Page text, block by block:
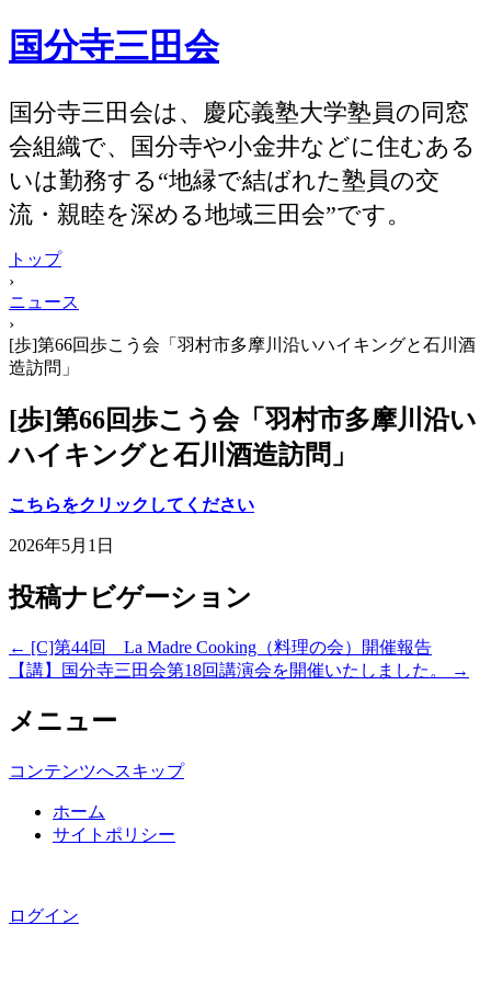
国分寺三田会
国分寺三田会は、慶応義塾大学塾員の同窓
会組織で、国分寺や小金井などに住むある
いは勤務する“地縁で結ばれた塾員の交
流・親睦を深める地域三田会”です。
トップ
›
ニュース
›
[歩]第66回歩こう会「羽村市多摩川沿いハイキングと石川酒
造訪問」
[歩]第66回歩こう会「羽村市多摩川沿い
ハイキングと石川酒造訪問」
こちらをクリックしてください
2026年5月1日
投稿ナビゲーション
← [C]第44回 La Madre Cooking（料理の会）開催報告
【講】国分寺三田会第18回講演会を開催いたしました。
→
メニュー
コンテンツへスキップ
ホーム
サイトポリシー
ログイン